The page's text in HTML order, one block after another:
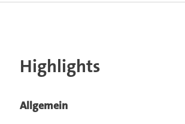
Highlights
Allgemein